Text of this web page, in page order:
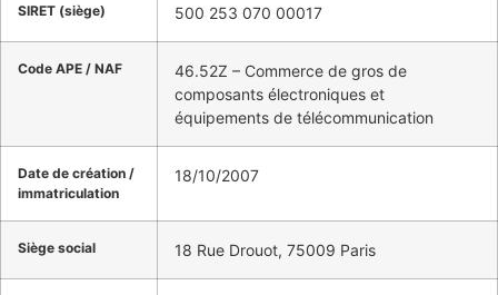
SIRET (siège) 500 253 070 00017
Code APE / NAF
46.52Z – Commerce de gros de
composants électroniques et
équipements de télécommunication
Date de création /
immatriculation
18/10/2007
Siège social 18 Rue Drouot, 75009 Paris